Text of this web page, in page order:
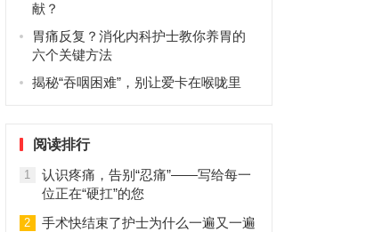
献？
胃痛反复？消化内科护士教你养胃的
六个关键方法
揭秘“吞咽困难”，别让爱卡在喉咙里
阅读排行
1
认识疼痛，告别“忍痛”——写给每一
位正在“硬扛”的您
2
手术快结束了护士为什么一遍又一遍